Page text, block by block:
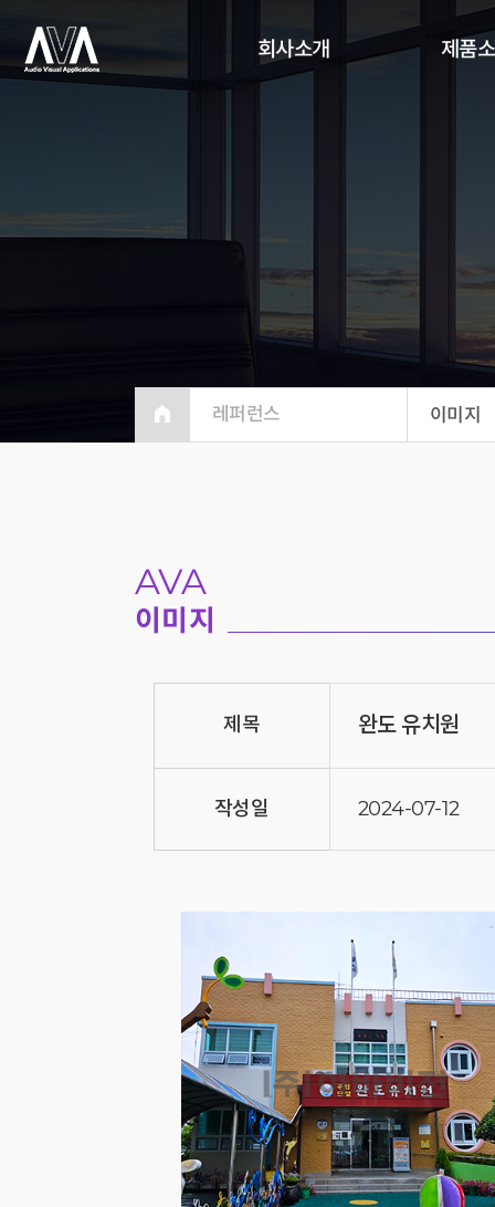
회사소개 제품
레퍼런스 이미지
AVA
이미지
제목 완도 유치원
작성일 2024-07-12